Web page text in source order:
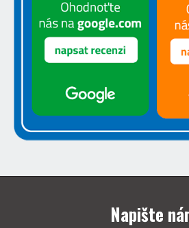
Napište